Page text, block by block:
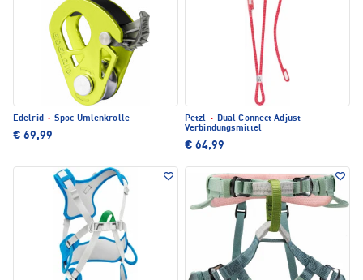
Edelrid · Spoc Umlenkrolle
€ 69,99
Petzl · Dual Connect Adjust
Verbindungsmittel
€ 64,99